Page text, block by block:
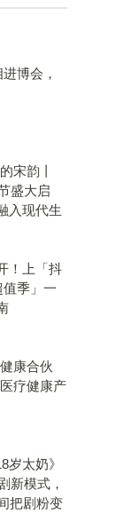
博会，
宋韵丨
盛大启
入现代生
！上「抖
季」一
康合伙
疗健康产
岁太奶》
新模式，
把剧粉变